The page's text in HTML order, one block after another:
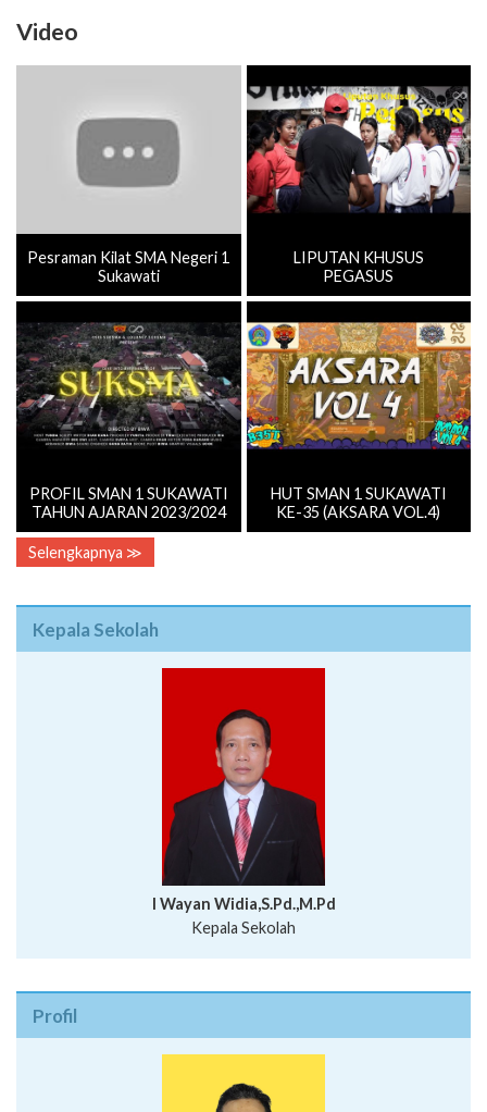
Video
Pesraman Kilat SMA Negeri 1
Sukawati
LIPUTAN KHUSUS
PEGASUS
PROFIL SMAN 1 SUKAWATI
TAHUN AJARAN 2023/2024
HUT SMAN 1 SUKAWATI
KE-35 (AKSARA VOL.4)
Selengkapnya ≫
Kepala Sekolah
I Wayan Widia,S.Pd.,M.Pd
Kepala Sekolah
Profil